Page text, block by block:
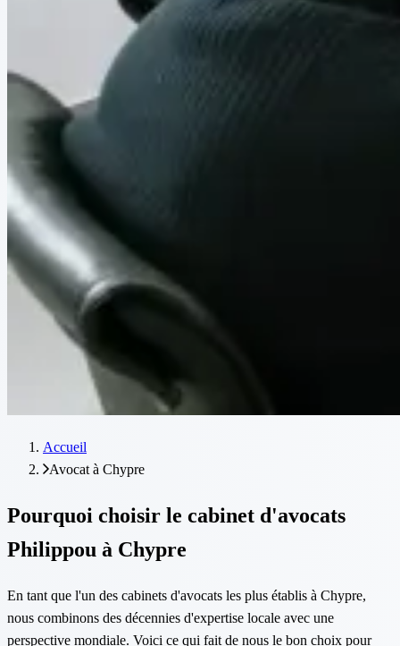
Accueil
Avocat à Chypre
Pourquoi choisir le cabinet d'avocats
Philippou à Chypre
En tant que l'un des cabinets d'avocats les plus établis à Chypre,
nous combinons des décennies d'expertise locale avec une
perspective mondiale. Voici ce qui fait de nous le bon choix pour